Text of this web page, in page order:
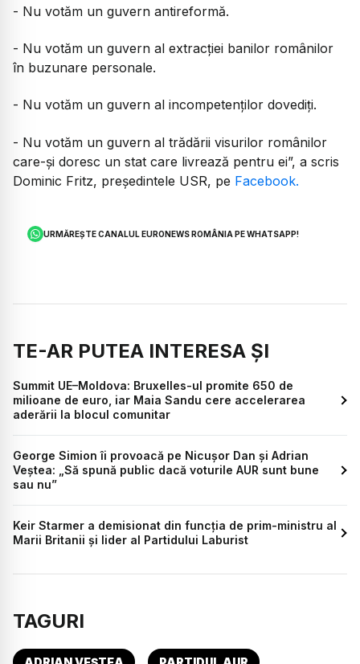
- Nu votăm un guvern antireformă.
- Nu votăm un guvern al extracției banilor românilor
în buzunare personale.
- Nu votăm un guvern al incompetenților dovediți.
- Nu votăm un guvern al trădării visurilor românilor
care-și doresc un stat care livrează pentru ei”, a scris
Dominic Fritz, președintele USR, pe Facebook.
URMĂREȘTE CANALUL EURONEWS ROMÂNIA PE WHATSAPP!
TE-AR PUTEA INTERESA ȘI
Summit UE–Moldova: Bruxelles-ul promite 650 de
milioane de euro, iar Maia Sandu cere accelerarea
aderării la blocul comunitar
George Simion îi provoacă pe Nicușor Dan și Adrian
Veștea: „Să spună public dacă voturile AUR sunt bune
sau nu”
Keir Starmer a demisionat din funcția de prim-ministru al
Marii Britanii și lider al Partidului Laburist
TAGURI